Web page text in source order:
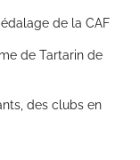
de la CAF
de Tartarin de
des clubs en